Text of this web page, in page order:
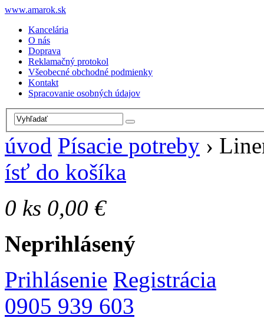
www.amarok.sk
Kancelária
O nás
Doprava
Reklamačný protokol
Všeobecné obchodné podmienky
Kontakt
Spracovanie osobných údajov
úvod Písacie potreby ›
ísť do košíka
0 ks 0,00 €
Neprihlásený
Prihlásenie Registrácia
0905 939 603